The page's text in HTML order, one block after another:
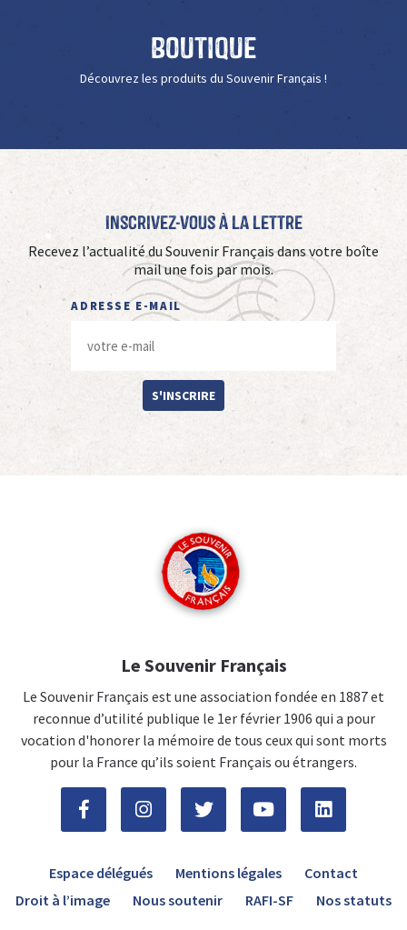
Boutique
Découvrez les produits du Souvenir Français !
Inscrivez-vous à La Lettre
Recevez l’actualité du Souvenir Français dans votre boîte
mail une fois par mois.
ADRESSE E-MAIL
S'INSCRIRE
Le Souvenir Français
Le Souvenir Français est une association fondée en 1887 et
reconnue d’utilité publique le 1er février 1906 qui a pour
vocation d'honorer la mémoire de tous ceux qui sont morts
pour la France qu’ils soient Français ou étrangers.
Espace délégués Mentions légales
Contact
Droit à l’image
Nous soutenir RAFI-SF Nos statuts